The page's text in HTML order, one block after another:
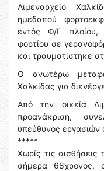
Λιμεναρχείο
ημεδαπού
εντός Φ/Γ πλοίου,
φορτίου σε
και τραυματίστηκε
Ο ανωτέρω
Χαλκίδας για
Από την οικεία
προανάκριση,
υπεύθυνος
*****
Χωρίς τις
σήμερα 68χρονος,